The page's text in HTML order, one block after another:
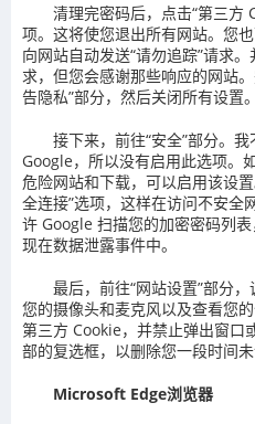
清理完密码后，点击“第三方
项。这将使您退出所有网站。您
向网站自动发送“请勿追踪”请求
求，但您会感谢那些响应的网站
告隐私”部分，然后关闭所有设置。
接下来，前往“安全”部分。
Google，所以没有启用此选项。
危险网站和下载，可以启用该设
全连接”选项，这样在访问不安全
许 Google 扫描您的加密密码列
现在数据泄露事件中。
最后，前往“网站设置”部分
您的摄像头和麦克风以及查看您
第三方 Cookie，并禁止弹出窗口
部的复选框，以删除您一段时间未
Microsoft Edge浏览器